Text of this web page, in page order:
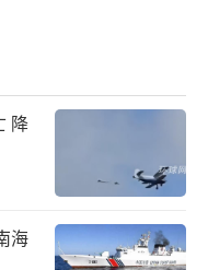
科夫表示，俄罗
主义援助。他还
总统特朗普的会
前尚未进行议题筹
降
海